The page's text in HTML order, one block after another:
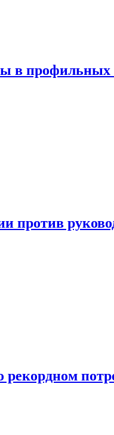
в профильных
рекордном